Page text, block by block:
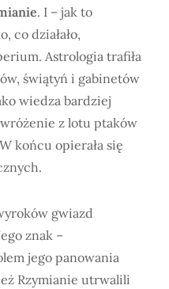
. I – jak to
co działało,
Astrologia trafiła
świątyń i gabinetów
wiedza bardziej
z lotu ptaków
końcu opierała się
gwiazd
znak –
jego panowania
Rzymianie utrwalili